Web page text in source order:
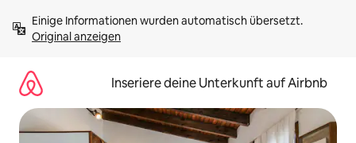
Inhalten
springenOriginal anzeigen
Inseriere deine Unterkunft auf Airbnb